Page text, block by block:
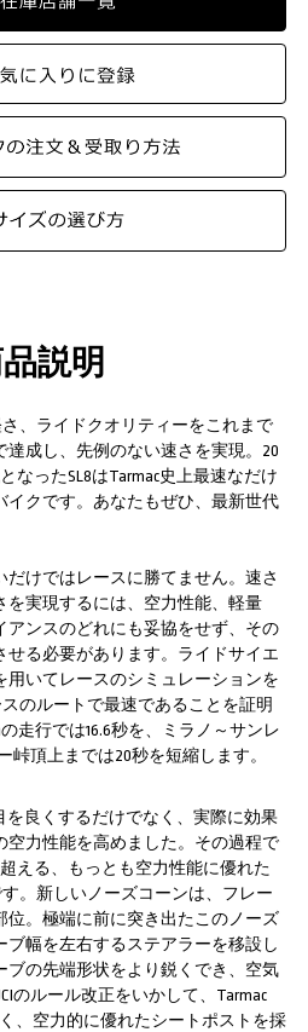
説明
さ、ライドクオリティーをこれまで
成し、先例のない速さを実現。20
なったSL8はTarmac史上最速なだけ
イクです。あなたもぜひ、最新世代
けではレースに勝てません。速さ
を実現するには、空力性能、軽量
アンスのどれにも妥協をせず、その
せる必要があります。ライドサイエ
用いてレースのシミュレーションを
スのルートで最速であることを証明
走行では16.6秒を、ミラノ～サンレ
峠頂上までは20秒を短縮します。
を良くするだけでなく、実際に効果
空力性能を高めました。その過程で
える、もっとも空力性能に優れた
す。新しいノーズコーンは、フレー
位。極端に前に突き出たこのノーズ
ブ幅を左右するステアラーを移設し
ブの先端形状をより鋭くでき、空気
のルール改正をいかして、Tarmac
、空力的に優れたシートポストを採